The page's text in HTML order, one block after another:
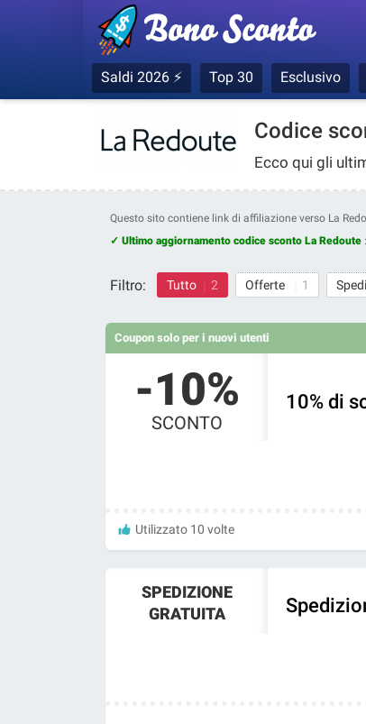
Saldi 2026 ⚡ Top 30 Esclusivo
Codice
Ecco qui gli
Questo sito contiene link di affiliazione verso La
✓ Ultimo aggiornamento codice sconto La Redoute :
Filtro: Tutto 2 Offerte 1
Coupon solo per i nuovi utenti
-10%
SCONTO
10% di
Utilizzato 10 volte
SPEDIZIONE
GRATUITA